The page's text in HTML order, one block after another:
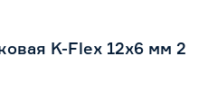
K-Flex 12х6 мм 2